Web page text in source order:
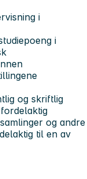
i
i
og skriftlig
og andre
til en av